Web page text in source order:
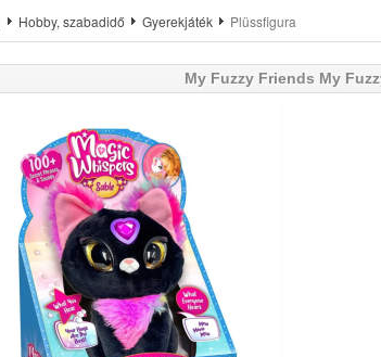
Hobby, szabadidő Gyerekjáték Plüssfigura
My Fuzzy Friends My